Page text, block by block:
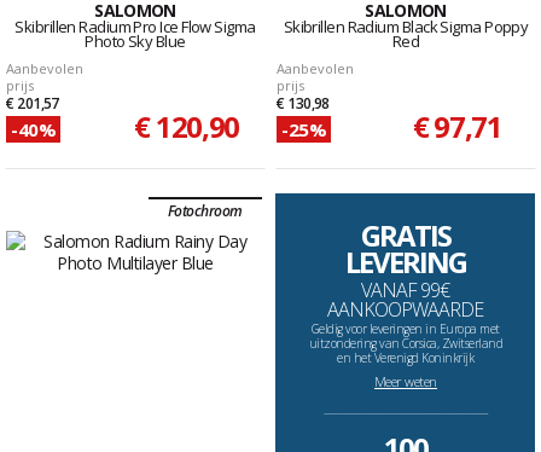
SALOMON
Skibrillen Radium Pro Ice Flow Sigma
Photo Sky Blue
Aanbevolen
prijs
€ 201,57
-40% € 120,90
SALOMON
Skibrillen Radium Black Sigma Poppy
Red
Aanbevolen
prijs
€ 130,98
-25% € 97,71
Fotochroom
GRATIS
LEVERING
VANAF 99€
AANKOOPWAARDE
Geldig voor leveringen in Europa met
uitzondering van Corsica, Zwitserland
en het Verenigd Koninkrijk
Meer weten
--------------------------------------------------------------------